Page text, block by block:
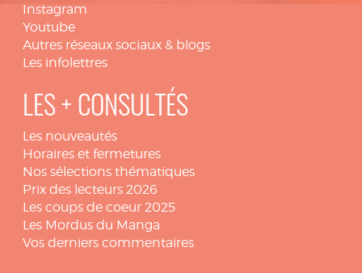
Instagram
Youtube
Autres réseaux sociaux & blogs
Les infolettres
LES + CONSULTÉS
Les nouveautés
Horaires et fermetures
Nos sélections thématiques
Prix des lecteurs 2026
Les coups de coeur 2025
Les Mordus du Manga
Vos derniers commentaires